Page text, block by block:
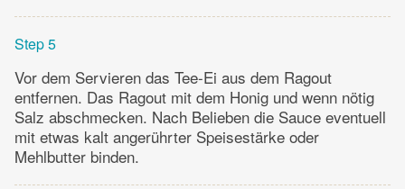
Step 5
Vor dem Servieren das Tee-Ei aus dem Ragout
entfernen. Das Ragout mit dem Honig und wenn nötig
Salz abschmecken. Nach Belieben die Sauce eventuell
mit etwas kalt angerührter Speisestärke oder
Mehlbutter binden.